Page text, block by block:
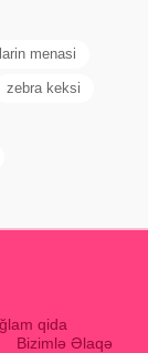
menasi
zebra keksi
qida
Bizimlə Əlaqə